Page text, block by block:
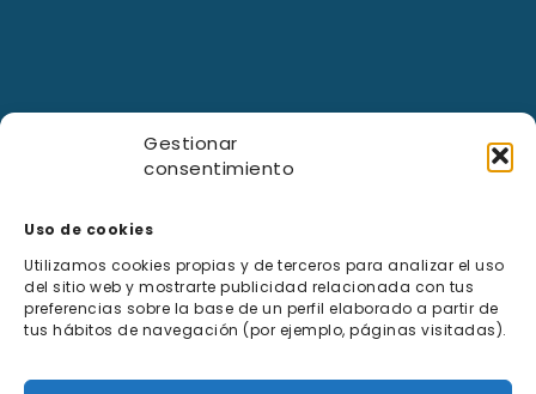
Gestionar
consentimiento
Uso de cookies
Utilizamos cookies propias y de terceros para analizar el uso
del sitio web y mostrarte publicidad relacionada con tus
preferencias sobre la base de un perfil elaborado a partir de
tus hábitos de navegación (por ejemplo, páginas visitadas).